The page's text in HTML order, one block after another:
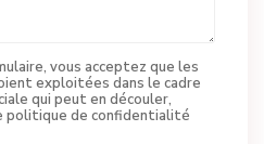
vous acceptez que les
exploitées dans le cadre
qui peut en découler,
politique de confidentialité